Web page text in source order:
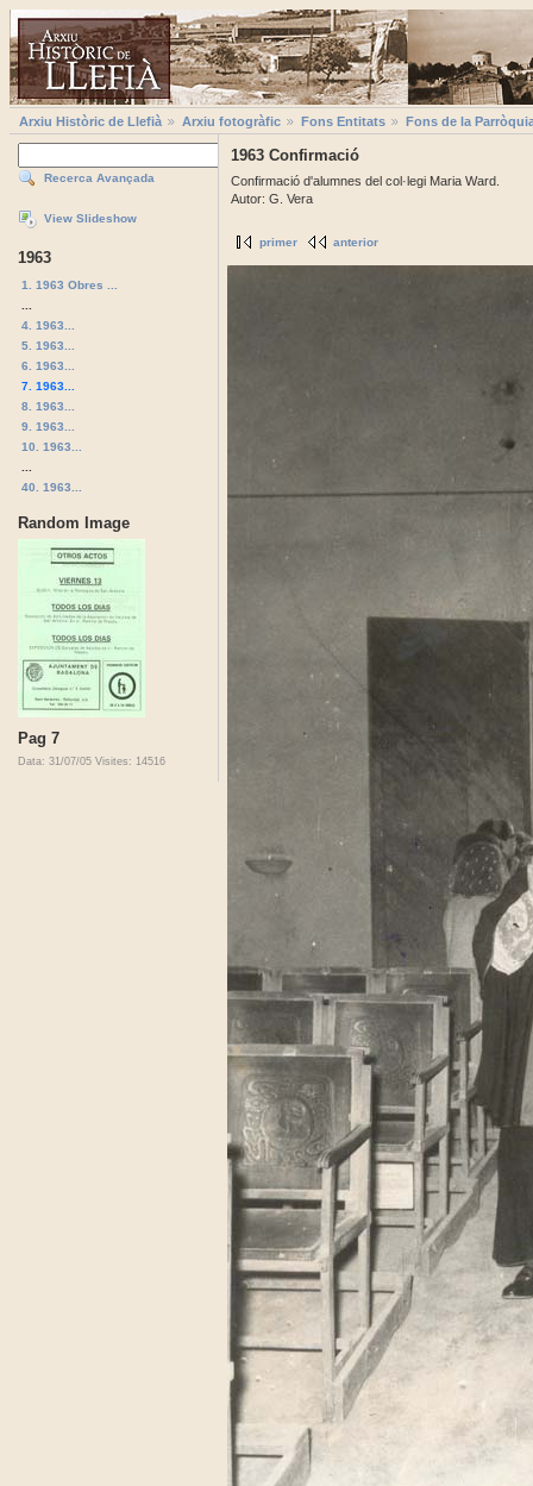
Arxiu Històric de Llefià Arxiu fotogràfic Fons Entitats Fons de la
Recerca Avançada
View Slideshow
1963
1. 1963 Obres ...
4. 1963...
5. 1963...
6. 1963...
7. 1963...
8. 1963...
9. 1963...
10. 1963...
40. 1963...
Random Image
Pag 7
Data: 31/07/05 Visites: 14516
1963 Confirmació
Confirmació d'alumnes del col·legi Maria Ward.
Autor: G. Vera
primer anterior